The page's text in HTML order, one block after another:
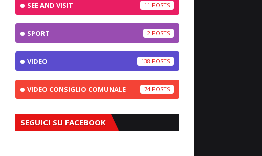
SEE AND VISIT 11
SPORT 2
VIDEO 138
VIDEO CONSIGLIO COMUNALE 74
SEGUICI SU FACEBOOK